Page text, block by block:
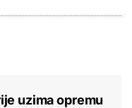
uzima opremu